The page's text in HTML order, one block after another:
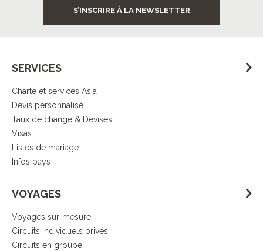
S’INSCRIRE À LA NEWSLETTER
SERVICES
Charte et services Asia
Devis personnalisé
Taux de change & Devises
Visas
Listes de mariage
Infos pays
VOYAGES
Voyages sur-mesure
Circuits individuels privés
Circuits en groupe